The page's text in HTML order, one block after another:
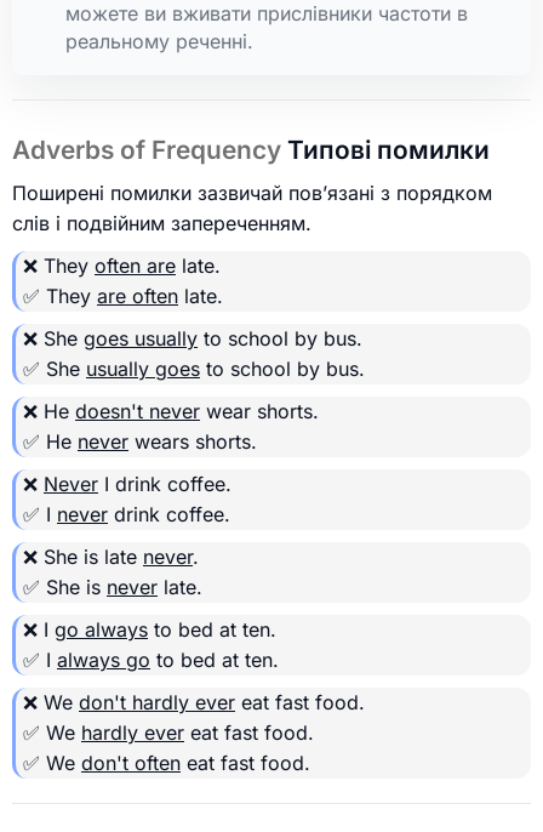
можете ви вживати прислівники частоти в
реальному реченні.
Adverbs of Frequency Типові помилки
Поширені помилки зазвичай пов’язані з порядком
слів і подвійним запереченням.
❌ They often are late.
✅ They are often late.
❌ She goes usually to school by bus.
✅ She usually goes to school by bus.
❌ He doesn't never wear shorts.
✅ He never wears shorts.
❌ Never I drink coffee.
✅ I never drink coffee.
❌ She is late never.
✅ She is never late.
❌ I go always to bed at ten.
✅ I always go to bed at ten.
❌ We don't hardly ever eat fast food.
✅ We hardly ever eat fast food.
✅ We don't often eat fast food.